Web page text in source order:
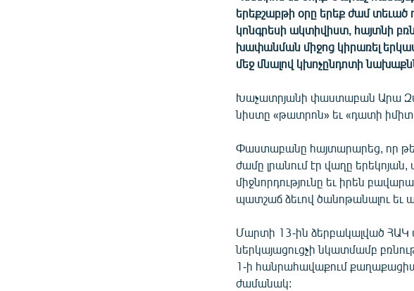
երեքշաբթի օրը երեք ժամ
կոնգրեսի ակտիվիստ, հայտնի
խափանման միջոց կիրառել
մեջ մնալով կխոչընդոտի
Խաչատրյանի փաստաբան Արա
նիստը «թատրոն» եւ «դատի
Փաստաբանը հայտարարեց, որ
ժամը լրանում էր վաղը
միջնորդությունը եւ իրեն
պատշաճ ձեւով ծանոթանալու եւ
Մարտի 13-ին ձերբակալված ՀԱԿ
ներկայացուցչի նկատմամբ
1-ի հանրահավաքում
ժամանակ: